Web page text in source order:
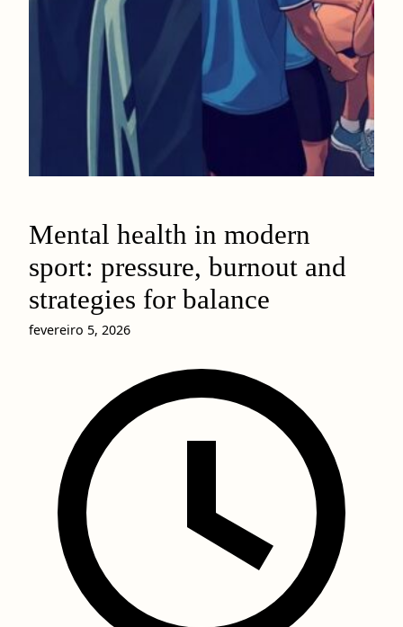
Mental health in modern
sport: pressure, burnout and
strategies for balance
fevereiro 5, 2026